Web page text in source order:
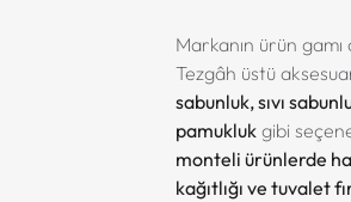
Markanın ürün
Tezgâh üstü
sabunluk, sıvı
pamukluk gibi
monteli ürünlerde
kağıtlığı ve tuvalet